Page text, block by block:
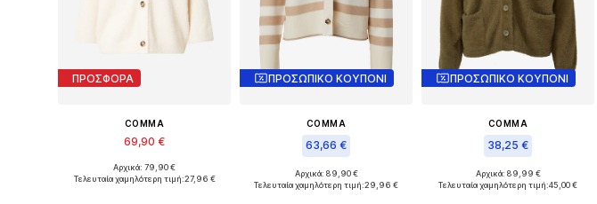
ΠΡΟΣΦΟΡΑ
COMMA
69,90 €
Διαθέσιμο σε πολλά μεγέθη
Αρχικά: 79,90 €
Τελευταία χαμηλότερη τιμή:27,96 €
ΠΡΟΣΩΠΙΚΟ ΚΟΥΠΟΝΙ
COMMA
63,66 €
Αρχικά: 89,90 €
Τελευταία χαμηλότερη τιμή:29,96 €
ΠΡΟΣΩΠΙΚΟ ΚΟΥΠΟΝΙ
COMMA
38,25 €
Διαθέσιμα μεγέθη: XS, S, M, L, XL
Αρχικά: 89,99 €
Τελευταία χαμηλότερη τιμή:45,00 €